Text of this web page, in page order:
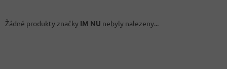
Žádné produkty značky IM NU nebyly nalezeny...